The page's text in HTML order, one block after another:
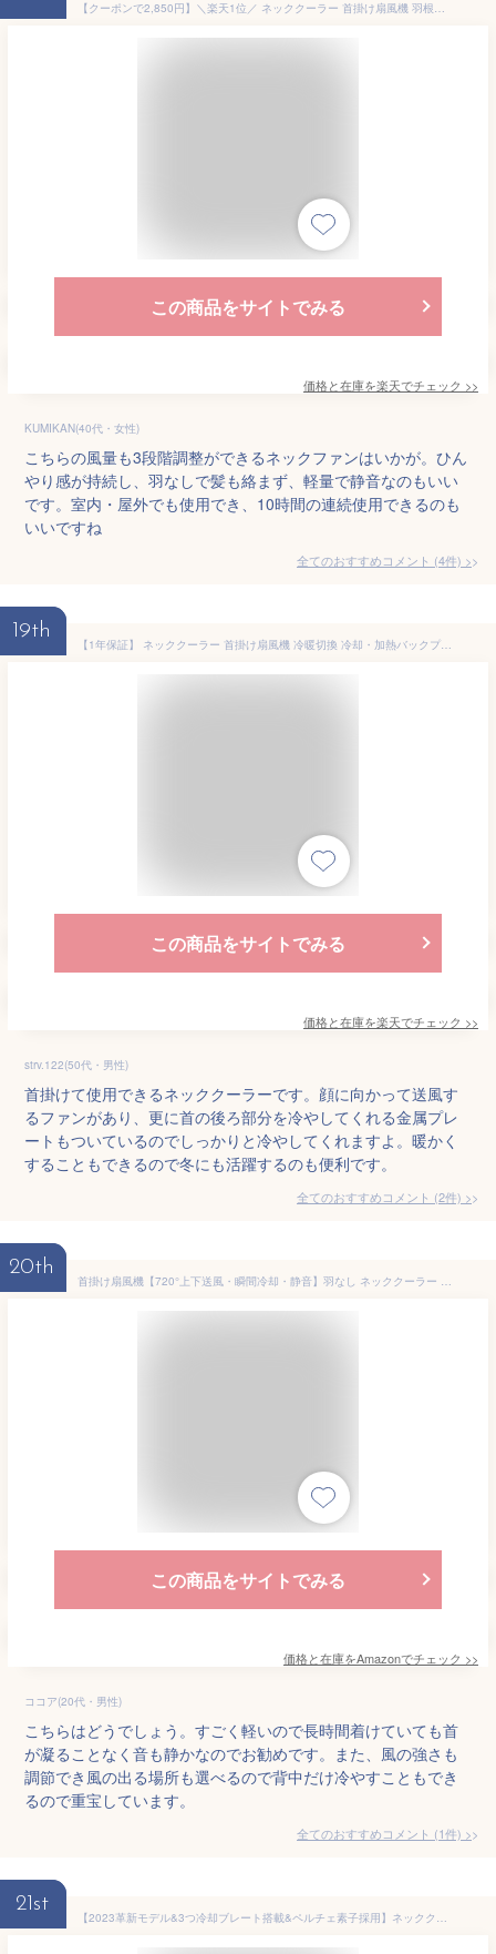
【クーポンで2,850円】＼楽天1位／ ネッククーラー 首掛け扇風機 羽根なし 携帯扇風機 静音 軽量 ネックファン 扇風機 風量3段調節 首かけ ハンディファン ハンズフリー 接触冷感 ひんやり 首掛けファン 冷感 冷却 クール 軽量 熱中症対策 送料無料
この商品をサイトでみる
価格と在庫を楽天でチェック >>
KUMIKAN(40代・女性)
こちらの風量も3段階調整ができるネックファンはいかが。ひん
やり感が持続し、羽なしで髪も絡まず、軽量で静音なのもいい
です。室内・屋外でも使用でき、10時間の連続使用できるのも
いいですね
全てのおすすめコメント (4件) >
19th
【1年保証】 ネッククーラー 首掛け扇風機 冷暖切換 冷却・加熱バックプレート 3つ冷却プレート 半導体冷却 冷凍ハンギングネックエアコン 6000mAh大容量 携帯用扇風機 四風道送風 冷房暖房 ネックヒーター ★送料無料★
この商品をサイトでみる
価格と在庫を楽天でチェック >>
strv.122(50代・男性)
首掛けて使用できるネッククーラーです。顔に向かって送風す
るファンがあり、更に首の後ろ部分を冷やしてくれる金属プレ
ートもついているのでしっかりと冷やしてくれますよ。暖かく
することもできるので冬にも活躍するのも便利です。
全てのおすすめコメント (2件) >
20th
首掛け扇風機【720°上下送風・瞬間冷却・静音】羽なし ネッククーラー 4000mAh大容量 長時間連続 前後4つのターボファン 4風道送風 3段階風量 USB充電式 携帯扇風機 首冷却 クーラー 扇風機 小型 超強風力 静音設計 超軽量 折りたたみ式 LEDディスプレイ ネックファン 冷感 熱中症対策 作業/スポーツ観戦/山登り/通勤/運動/アウトドア 贈り物に最適 父の日 誕生日 ギフト (折りたたみ式)
この商品をサイトでみる
価格と在庫をAmazonでチェック >>
ココア(20代・男性)
こちらはどうでしょう。すごく軽いので長時間着けていても首
が凝ることなく音も静かなのでお勧めです。また、風の強さも
調節でき風の出る場所も選べるので背中だけ冷やすこともでき
るので重宝しています。
全てのおすすめコメント (1件) >
21st
【2023革新モデル&3つ冷却ブレート搭載&ペルチェ素子採用】ネッククーラー 冷却ブレート 10000mAh大容量バッテリー 首掛け扇風機 双半導体冷却技術 強弱モード 最大-16℃冷やす 首掛けクーラー Type-C給電 静音＆軽量 サイズと角度調整可 首 冷却 プレート 携帯扇風機 くびかけ扇風機 ねっくくーらー 冷却プレート ネックエアコン PSE認証済み 冷感 熱中症対策 ネックファン 暑さ対策 現場 外仕事 父の日プレゼント ギフト（ブラック）